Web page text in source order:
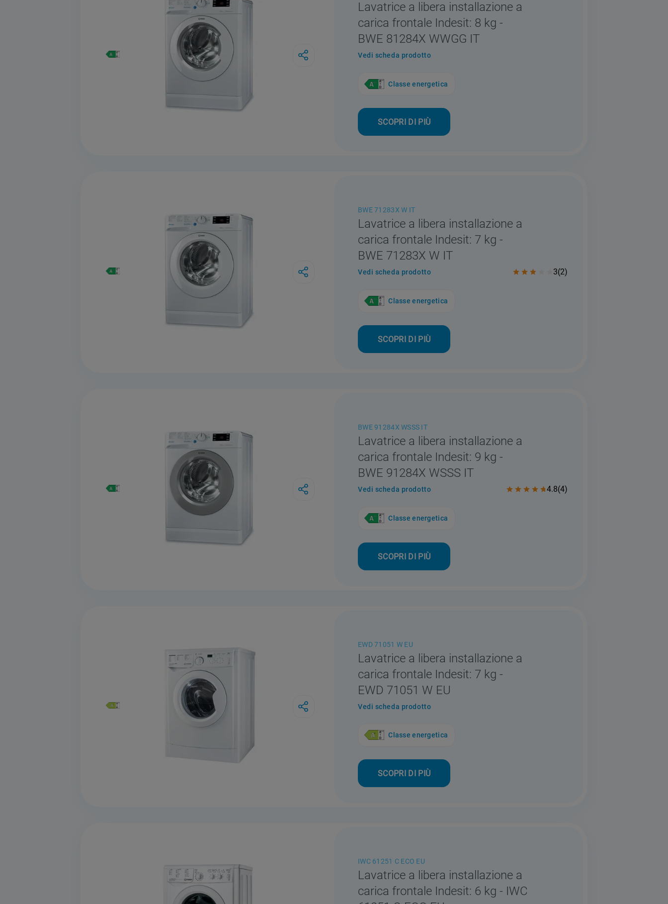
Lavatrice a libera installazione a
carica frontale Indesit: 8 kg -
BWE 81284X WWGG IT
Vedi scheda prodotto
Classe energetica
SCOPRI DI PIÙ
BWE 71283X W IT
Lavatrice a libera installazione a
carica frontale Indesit: 7 kg -
BWE 71283X W IT
Vedi scheda prodotto 3(2)
Classe energetica
SCOPRI DI PIÙ
BWE 91284X WSSS IT
Lavatrice a libera installazione a
carica frontale Indesit: 9 kg -
BWE 91284X WSSS IT
Vedi scheda prodotto 4.8(4)
Classe energetica
SCOPRI DI PIÙ
EWD 71051 W EU
Lavatrice a libera installazione a
carica frontale Indesit: 7 kg -
EWD 71051 W EU
Vedi scheda prodotto
Classe energetica
SCOPRI DI PIÙ
IWC 61251 C ECO EU
Lavatrice a libera installazione a
carica frontale Indesit: 6 kg - IWC